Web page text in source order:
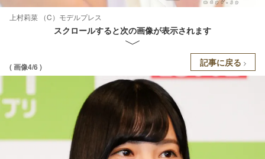
上村莉菜 （C）モデルプレス
スクロールすると次の画像が表示されます
( 画像4/6 ) 記事に戻る